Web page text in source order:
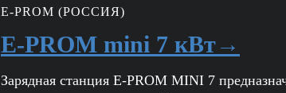
E-PROM (РОССИЯ)
E-PROM mini 7 кВт→
Зарядная станция E-PROM MINI 7